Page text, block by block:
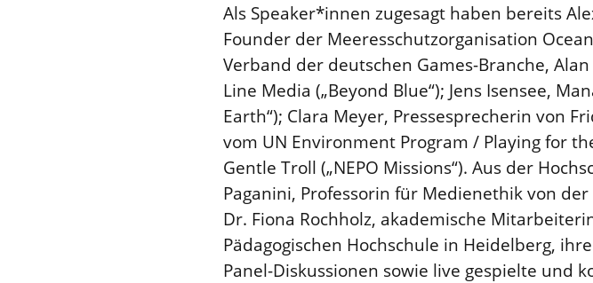
Als Speaker*innen zugesagt haben bereits
Founder der Meeresschutzorganisation
Verband der deutschen Games-Branche,
Line Media („Beyond Blue“); Jens Isensee,
Earth“); Clara Meyer, Pressesprecherin von
vom UN Environment Program / Playing for
Gentle Troll („NEPO Missions“). Aus der
Paganini, Professorin für Medienethik von
Dr. Fiona Rochholz, akademische
Pädagogischen Hochschule in Heidelberg,
Panel-Diskussionen sowie live gespielte und